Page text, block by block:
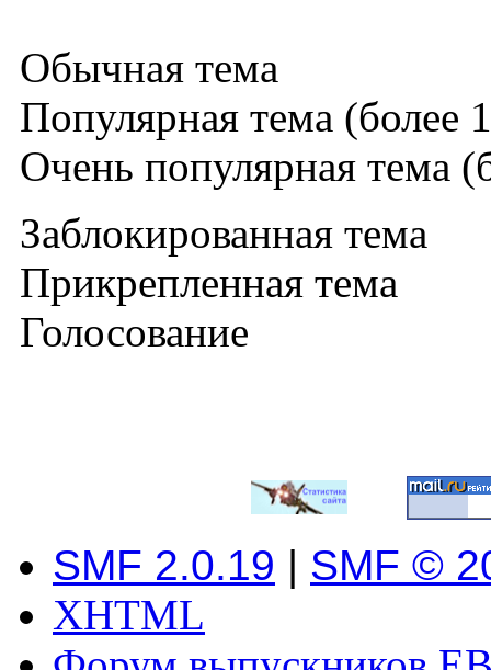
Обычная тема
Популярная тема (более
Очень популярная тема
Заблокированная тема
Прикрепленная тема
Голосование
SMF 2.0.19 | SMF ©
XHTML